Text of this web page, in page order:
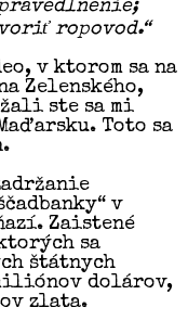
ropovod.“
v ktorom sa na
Zelenského,
ste sa mi
Toto sa
v
Zaistené
sa
štátnych
dolárov,
zlata.